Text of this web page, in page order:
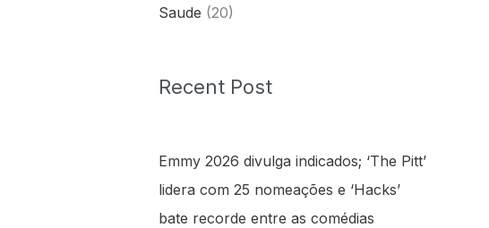
Saude (20)
Recent Post
Emmy 2026 divulga indicados; ‘The Pitt’
lidera com 25 nomeações e ‘Hacks’
bate recorde entre as comédias